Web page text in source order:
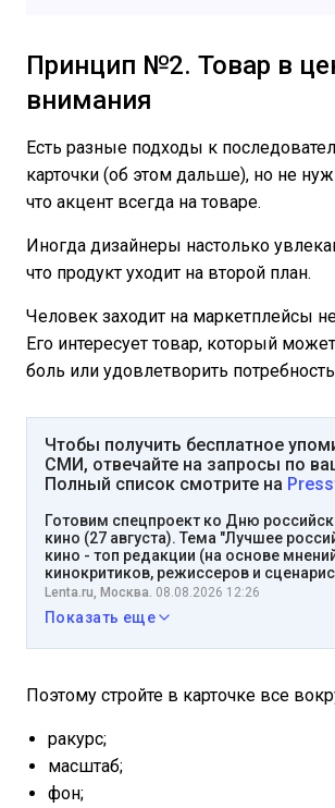
Принцип №2. Товар в
внимания
Есть разные подходы к
карточки (об этом дальше), но не
что акцент всегда на товаре.
Иногда дизайнеры настолько
что продукт уходит на второй план.
Человек заходит на маркетплейсы
Его интересует товар, который
боль или удовлетворить
Чтобы получить бесплатное
СМИ, отвечайте на запросы по
Полный список смотрите на
Готовим спецпроект ко Дню
кино (27 августа). Тема "Лучшее
кино - топ редакции (на основе
кинокритиков, режиссеров и
Lenta.ru, Москва. 08.08.2026 12:26
Показать еще
Поэтому стройте в карточке все
ракурс;
масштаб;
фон;